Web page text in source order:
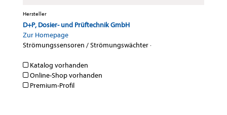
Hersteller
D+P, Dosier- und Prüftechnik GmbH
Zur Homepage
Strömungssensoren / Strömungswächter·
Katalog vorhanden
Online-Shop vorhanden
Premium-Profil